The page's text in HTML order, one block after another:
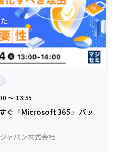
〜 13:55
ぐ「Microsoft 365」バッ
ャパン株式会社